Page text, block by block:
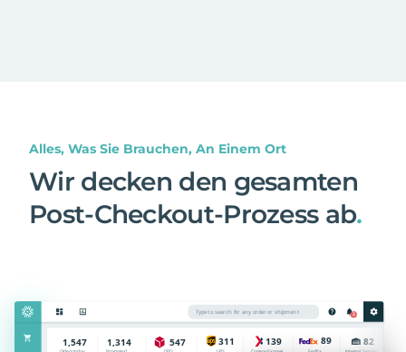
Alles, Was Sie Brauchen, An Einem Ort
Wir decken den gesamten
Post-Checkout-Prozess ab.